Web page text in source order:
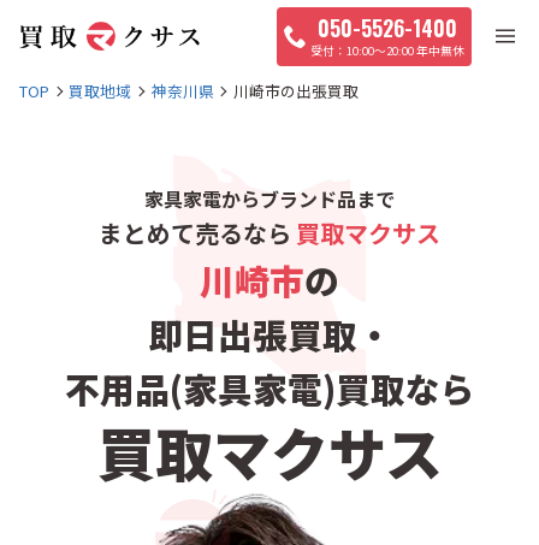
050-5526-1400
10:00〜20:00 年中無休
TOP 買取地域 神奈川県 川崎市の出張買取
家具家電からブランド品まで
まとめて売るなら 買取マクサス
川崎市の
即日出張買取・
不用品(家具家電)買取なら
買取マクサス